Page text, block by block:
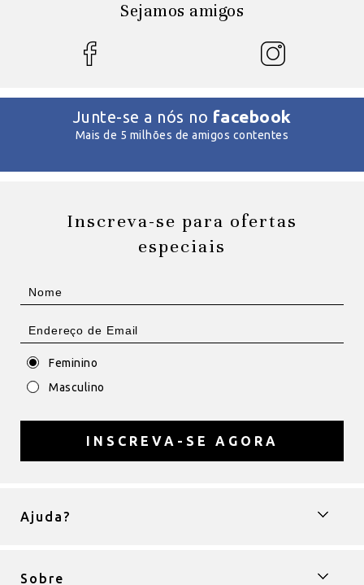
Sejamos amigos
Junte-se a nós no facebook
Mais de 5 milhões de amigos contentes
Inscreva-se para ofertas
especiais
Feminino
Masculino
INSCREVA-SE AGORA
Ajuda?
Sobre